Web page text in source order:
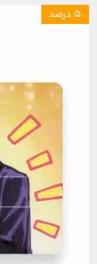
۵ درصد